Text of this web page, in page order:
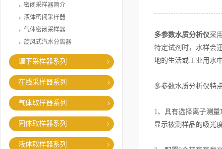
密闭采样器简介
液体密闭采样器
气体密闭采样器
旋风式汽水分离器
罐下采样器系列
在线采样器系列
气体取样器系列
固体取样器系列
液体取样器系列
多参数水质分析仪采
特定试剂时，水样会
地的生活或工业用水
多参数水质分析仪特
1、具有选择离子测
显示被测样品的吸光